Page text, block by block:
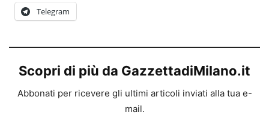
Telegram
Scopri di più da GazzettadiMilano.it
Abbonati per ricevere gli ultimi articoli inviati alla tua e-
mail.